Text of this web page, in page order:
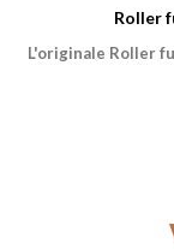
Roller
L'originale Roller